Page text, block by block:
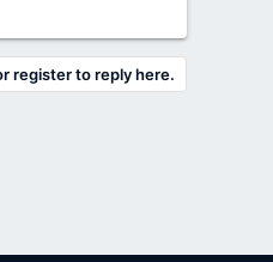
register to reply here.